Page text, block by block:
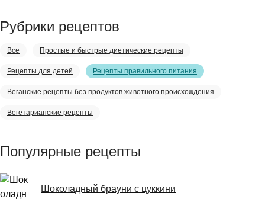
Рубрики рецептов
Все Простые и быстрые диетические рецепты
Рецепты для детей Рецепты правильного питания
Веганские рецепты без продуктов животного происхождения
Вегетарианские рецепты
Популярные рецепты
Шоколадный брауни с цуккини